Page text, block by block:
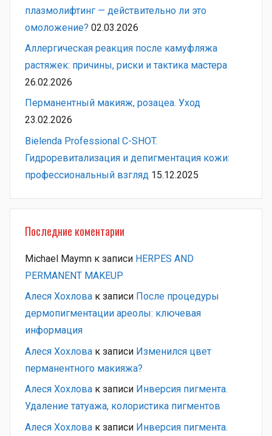
плазмолифтинг — действительно ли это
омоложение? 02.03.2026
Аллергическая реакция после камуфляжа
растяжек: причины, риски и тактика мастера
26.02.2026
Перманентный макияж, розацеа. Уход
23.02.2026
Bielenda Professional C-SHOT.
Гидроревитализация и депигментация кожи:
профессиональный взгляд 15.12.2025
Последние коментарии
Michael Maymn к записи HERPES AND
PERMANENT MAKEUP
Алеся Хохлова к записи После процедуры
дермопигментации ареолы: ключевая
информация
Алеся Хохлова к записи Изменился цвет
перманентного макияжа?
Алеся Хохлова к записи Инверсия пигмента.
Удаление татуажа, колористика пигментов
Алеся Хохлова к записи Инверсия пигмента.